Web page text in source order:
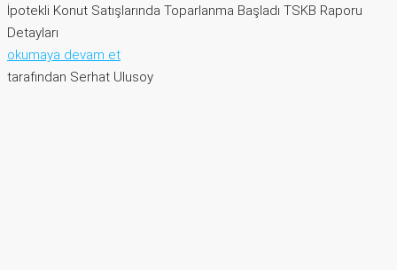
İpotekli Konut Satışlarında Toparlanma Başladı TSKB Raporu
Detayları
okumaya devam et
tarafından Serhat Ulusoy